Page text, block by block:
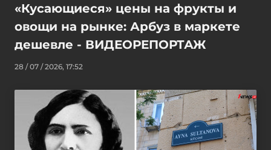
«Кусающиеся» цены на фрукты и
овощи на рынке: Арбуз в маркете
дешевле - ВИДЕОРЕПОРТАЖ
28 / 07 / 2026, 17:52